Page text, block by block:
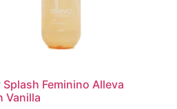
Splash Feminino Alleva
Vanilla